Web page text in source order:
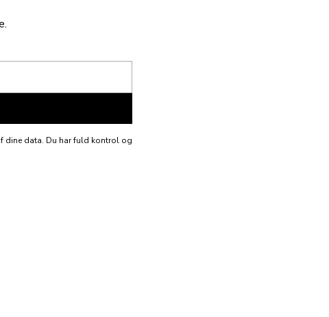
dine data. Du har fuld kontrol og